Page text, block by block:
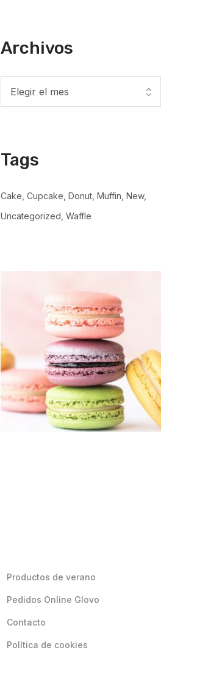
Archivos
Tags
Cake Cupcake Donut Muffin New
Uncategorized Waffle
Productos de verano
Pedidos Online Glovo
Contacto
Política de cookies